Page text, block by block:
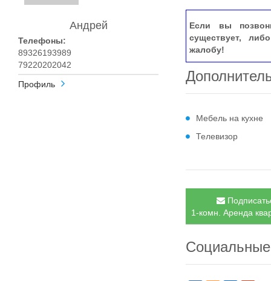
Андрей
Телефоны:
89326193989
79220202042
Профиль
Если вы
существует,
жалобу!
Мебель на кухне
Телевизор
1-комн. Аренда